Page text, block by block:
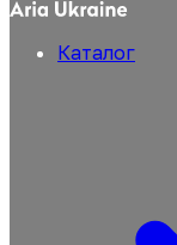
Каталог